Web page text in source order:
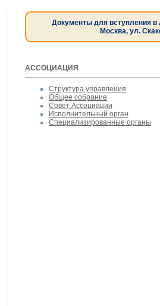
Документы для вступления
Москва, ул.
АССОЦИАЦИЯ
Структура управления
Общее собрание
Совет Aссоциации
Исполнительный орган
Специализированные органы